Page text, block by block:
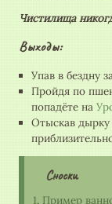
Чистилища
Выходы:
Упав в бездну
Пройдя по
попадёте на
Отыскав дырку
Сноски
1. Пример